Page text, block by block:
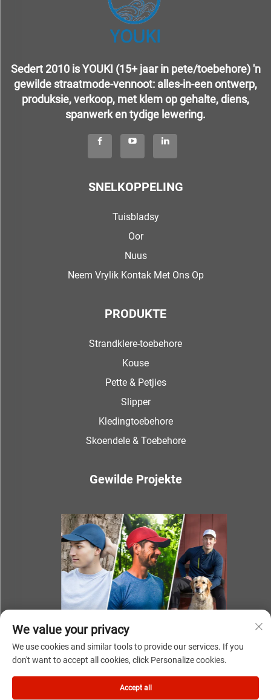
Sedert 2010 is YOUKI (15+ jaar in pete/toebehore) 'n
gewilde straatmode-vennoot: alles-in-een ontwerp,
produksie, verkoop, met klem op gehalte, diens,
spanwerk en tydige lewering.
SNELKOPPELING
Tuisbladsy
Oor
Nuus
Neem Vrylik Kontak Met Ons Op
PRODUKTE
Strandklere-toebehore
Kouse
Pette & Petjies
Slipper
Kledingtoebehore
Skoendele & Toebehore
Gewilde Projekte
Kopiereg © 2025 deur NINGBO YOUKI UNITE IMP & EXP
We value your privacy
We use cookies and similar tools to provide our services. If you
don't want to accept all cookies, click Personalize cookies.
Accept all